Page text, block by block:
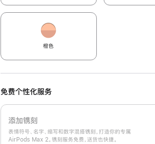
橙色
免费个性化服务
添加镌刻
表情符号、名字、缩写和数字混搭镌刻，打造你的专属
AirPods Max 2。镌刻服务免费，送货也快捷。